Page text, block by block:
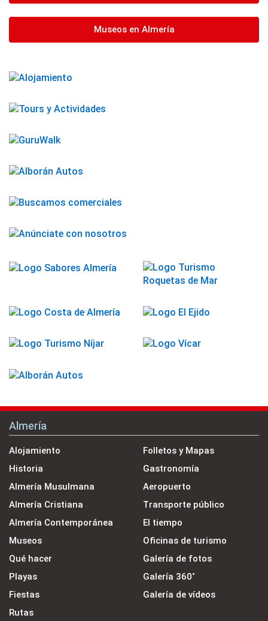
Museos en Almería
Almería
Alojamiento
Historia
Almería Musulmana
Almería Cristiana
Almería Contemporánea
Museos
Qué hacer
Playas
Fiestas
Rutas
Folletos y Mapas
Gastronomía
Aeropuerto
Transporte público
El tiempo
Oficinas de turismo
Galería de fotos
Galería 360˚
Galería de vídeos